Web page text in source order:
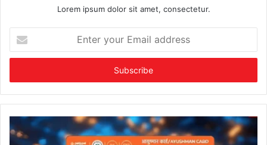
Lorem ipsum dolor sit amet, consectetur.
your
Email